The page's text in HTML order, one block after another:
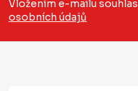
aVložením e-mailu
osobních údajů